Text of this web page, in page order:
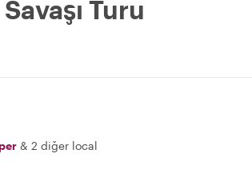
Turu
& 2 diğer local